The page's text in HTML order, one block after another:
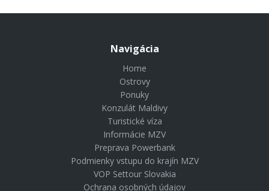
Navigácia
Home
Ostrovy
Ponuky
Konzulát Maldivy
Turistické víza
Informácie MZV
Preprava Powerbank
Podmienky vstupu do krajín MZV
VOP Settour Slovakia
Ochrana osobných údajov